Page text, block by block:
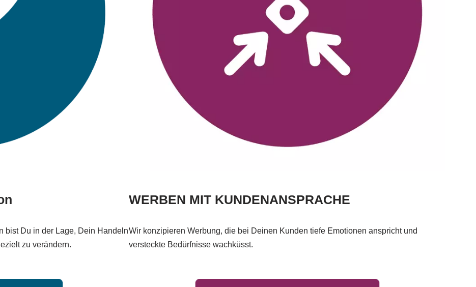
bist Du in der Lage, Dein Handeln
zu verändern.
WERBEN MIT KUNDENANSPRACHE
Wir konzipieren Werbung, die bei Deinen Kunden tiefe Emotionen anspricht und
versteckte Bedürfnisse wachküsst.